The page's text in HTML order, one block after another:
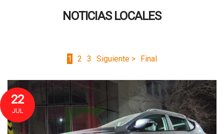
NOTICIAS LOCALES
1 2 3 Siguiente > Final
22
JUL